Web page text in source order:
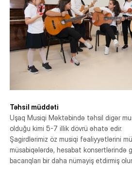
Təhsil müddəti
Uşaq Musiqi Məktəbində təhsil digər
olduğu kimi 5-7 illik dövrü əhatə edir.
Şagirdlərimiz öz musiqi fəaliyyətlərini
müsabiqələrdə, hesabat konsertlərində
bacarıqları bir daha nümayiş etdirmiş